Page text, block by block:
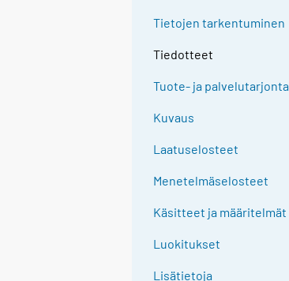
Tietojen tarkentuminen
Tiedotteet
Tuote- ja palvelutarjonta
Kuvaus
Laatuselosteet
Menetelmäselosteet
Käsitteet ja määritelmät
Luokitukset
Lisätietoja